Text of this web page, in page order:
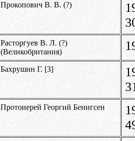
Прокопович В. В. (?)
Расторгуев В. Л. (?)
(Великобритания)
Бахрушин Г. [3]
Протоиерей Георгий Бенигсен